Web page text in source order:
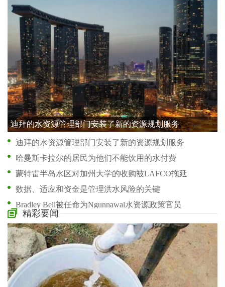
迪拜的水资源管理部门安装了新的资源规划服务
迪拜的水资源管理部门安装了新的资源规划服务
哈曼斯卡拉尔的居民为他们不能饮用的水付费
蒙特雷半岛水区对加州大学的收购被LAFCO拖延
数据、适应和资金是管理洪水风险的关键
Bradley Bell被任命为Ngunnawal水资源政策官员
9.1千万印度人没有基本的供水 但印度没有注意
400个导致水资源短缺的废弃项目-阿达姆
尽管大气河流浸透状态 加利福尼亚仍深陷干旱
历史性的10月降雨帮助犹他州摆脱极端干旱
精彩要闻